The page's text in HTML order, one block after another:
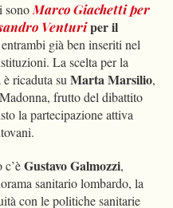
sonoMarco Giachetti per
Venturiper il
già ben inseriti nel
La scelta per la
ricaduta suMarta Marsilio,
frutto del dibattito
la partecipazione attiva
Gustavo Galmozzi,
sanitario lombardo, la
con le politiche sanitarie